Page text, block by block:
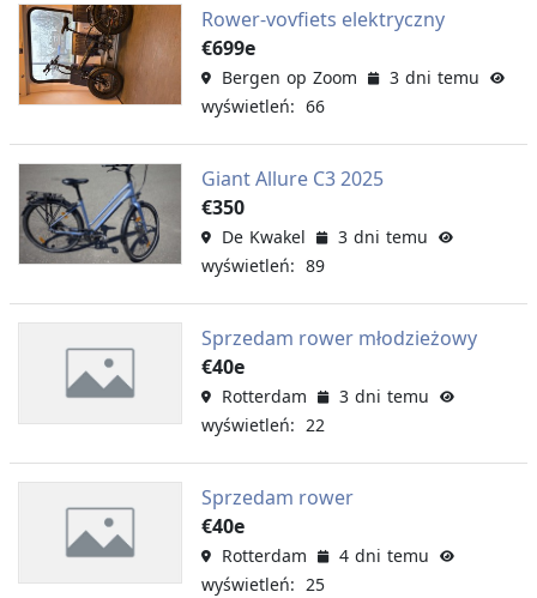
Rower-vovfiets elektryczny
€699e
Bergen op Zoom
3 dni temu
wyświetleń: 66
Giant Allure C3 2025
€350
De Kwakel
3 dni temu
wyświetleń: 89
Sprzedam rower młodzieżowy
€40e
Rotterdam
3 dni temu
wyświetleń: 22
Sprzedam rower
€40e
Rotterdam
4 dni temu
wyświetleń: 25